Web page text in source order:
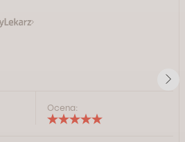
Ocena: